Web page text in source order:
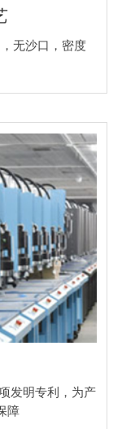
无沙口，密度
发明专利，为产
障